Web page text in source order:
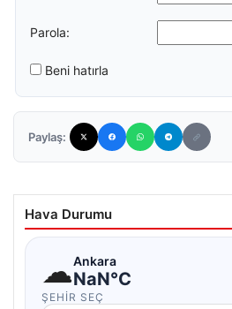
Parola:
Beni hatırla
Paylaş:
Hava Durumu
☁Ankara
NaN°C
ŞEHIR SEÇ